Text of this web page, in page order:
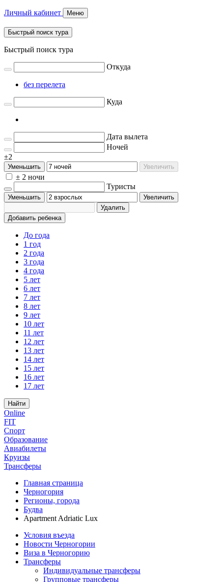
Личный кабинет Меню
Быстрый поиск тура
Быстрый поиск тура
Откуда
без перелета
Куда
Дата вылета
Ночей
±2
Уменьшить Увеличить
± 2 ночи
Туристы
Уменьшить
Увеличить
Удалить
Добавить ребенка
До года
1 год
2 года
3 года
4 года
5 лет
6 лет
7 лет
8 лет
9 лет
10 лет
11 лет
12 лет
13 лет
14 лет
15 лет
16 лет
17 лет
Найти
Online
FIT
Спорт
Образование
Авиабилеты
Круизы
Трансферы
Главная страница
Черногория
Регионы, города
Будва
Apartment Adriatic Lux
Условия въезда
Новости Черногории
Виза в Черногорию
Трансферы
Индивидуальные трансферы
Групповые трансферы